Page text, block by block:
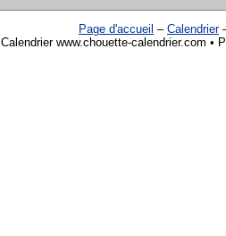
Page d'accueil – Calendrier
Calendrier www.chouette-calendrier.com •